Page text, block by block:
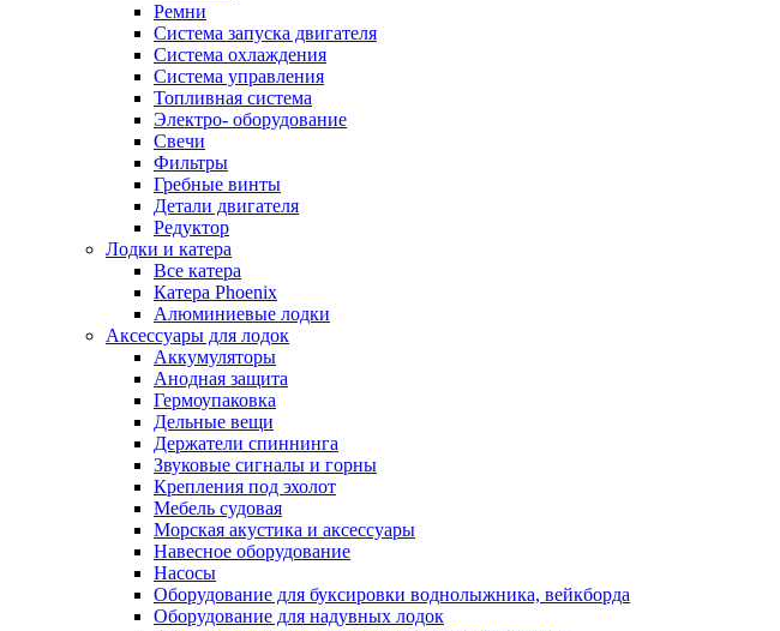
Ремни
Система запуска двигателя
Система охлаждения
Система управления
Топливная система
Электро- оборудование
Свечи
Фильтры
Гребные винты
Детали двигателя
Редуктор
Лодки и катера
Все катера
Катера Phoenix
Алюминиевые лодки
Аксессуары для лодок
Аккумуляторы
Анодная защита
Гермоупаковка
Дельные вещи
Держатели спиннинга
Звуковые сигналы и горны
Крепления под эхолот
Мебель судовая
Морская акустика и аксессуары
Навесное оборудование
Насосы
Оборудование для буксировки воднолыжника, вейкборда
Оборудование для надувных лодок